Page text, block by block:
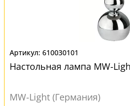
610030101
Настольная лампа MW-
MW-Light (Германия)